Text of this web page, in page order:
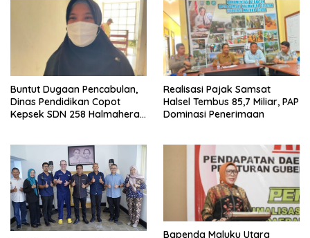
Buntut Dugaan Pencabulan,
Dinas Pendidikan Copot
Kepsek SDN 258 Halmahera
Realisasi Pajak Samsat
Halsel Tembus 85,7 Miliar, PAP
Dominasi Penerimaan
Bapenda Maluku Utara